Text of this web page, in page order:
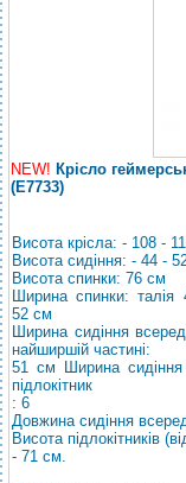
NEW! Крісло
(E7733)
Висота крісла: - 108 -
Висота сидіння: - 44 -
Висота спинки: 76 см
Ширина спинки: талія
52 см
Ширина сидіння
найширшій частині:
51 см Ширина сидіння
підлокітник
: 6
Довжина сидіння
Висота підлокітників
- 71 см.